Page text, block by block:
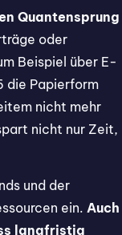
Quantensprung
oder
Beispiel über E-
die Papierform
nicht mehr
nicht nur Zeit,
und der
ein. Auch
langfristig